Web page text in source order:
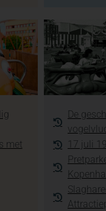
met
De
17 juli